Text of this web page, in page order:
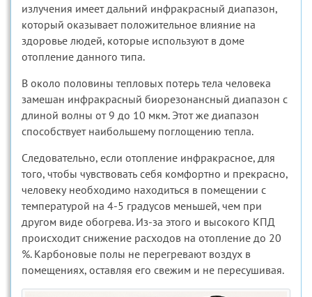
излучения имеет дальний инфракрасный диапазон,
который оказывает положительное влияние на
здоровье людей, которые используют в доме
отопление данного типа.
В около половины тепловых потерь тела человека
замешан инфракрасный биорезонансный диапазон с
длиной волны от 9 до 10 мкм. Этот же диапазон
способствует наибольшему поглощению тепла.
Следовательно, если отопление инфракрасное, для
того, чтобы чувствовать себя комфортно и прекрасно,
человеку необходимо находиться в помещении с
температурой на 4-5 градусов меньшей, чем при
другом виде обогрева. Из-за этого и высокого КПД
происходит снижение расходов на отопление до 20
%. Карбоновые полы не перегревают воздух в
помещениях, оставляя его свежим и не пересушивая.